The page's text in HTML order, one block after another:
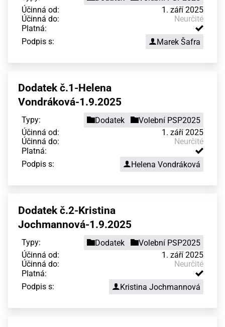
Účinná od:
1. září 2025
Účinná do:
Neurčité
Platná:
Podpis s:
Marek Šafra
Dodatek č.1-Helena
Vondráková-1.9.2025
Typy: Dodatek
Volební PSP2025
Účinná od:
1. září 2025
Účinná do:
Neurčité
Platná:
Podpis s:
Helena Vondráková
Dodatek č.2-Kristina
Jochmannová-1.9.2025
Typy: Dodatek
Volební PSP2025
Účinná od:
1. září 2025
Účinná do:
Neurčité
Platná:
Podpis s:
Kristina Jochmannová